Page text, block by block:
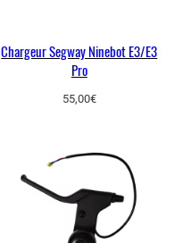
Chargeur Segway Ninebot E3/E3
Pro
55,00€